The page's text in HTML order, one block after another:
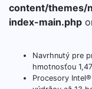
content/themes/
index-main.php
Navrhnutý pre
hmotnosťou
Procesory